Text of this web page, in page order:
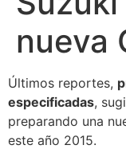
nueva
Últimos reportes,
especificadas,
preparando una
este año 2015.